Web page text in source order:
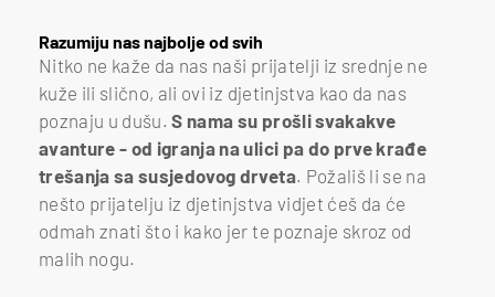
Razumiju nas najbolje od svih
Nitko ne kaže da nas naši prijatelji iz srednje ne
kuže ili slično, ali ovi iz djetinjstva kao da nas
poznaju u dušu.S nama su prošli svakakve
avanture - od igranja na ulici pa do prve krađe
trešanja sa susjedovog drveta. Požališ li se na
nešto prijatelju iz djetinjstva vidjet ćeš da će
odmah znati što i kako jer te poznaje skroz od
malih nogu.